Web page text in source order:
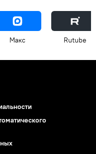
Макс Rutube